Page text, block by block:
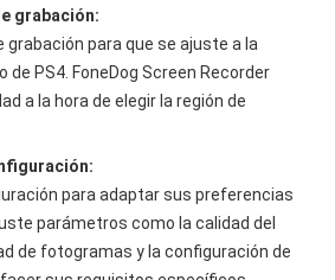
grabación:
grabación para que se ajuste a la
de PS4. FoneDog Screen Recorder
a la hora de elegir la región de
para adaptar sus preferencias
parámetros como la calidad del
de fotogramas y la configuración de